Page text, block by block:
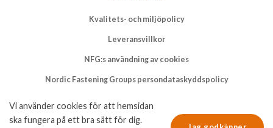
Kvalitets- och miljöpolicy
Leveransvillkor
NFG:s användning av cookies
Nordic Fastening Groups persondataskyddspolicy
Vi använder cookies för att hemsidan
ska fungera på ett bra sätt för dig.